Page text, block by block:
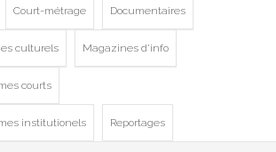
Court-métrage Documentaires
culturels Magazines d'info
courts
institutionels Reportages